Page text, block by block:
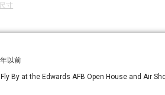
寸
以前
By at the Edwards AFB Open House and Air